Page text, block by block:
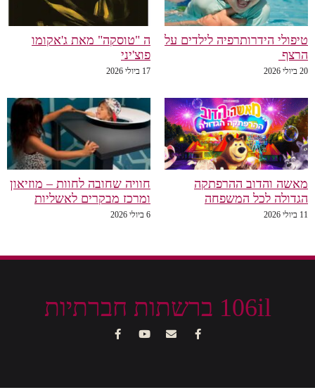
טיפולי הידרותרפיה לילדים על
הרצף
20 ביולי 2026
ה "טוסקה" מאת ג'אקומו
פוצ'יני
17 ביולי 2026
מאשה והדוב ההרפתקה
הגדולה לכל המשפחה
11 ביולי 2026
חוויה שחובה לחוות – מוזיאון
ומרכז מבקרים לאשליות
6 ביולי 2026
106il ברשתות חברתיות